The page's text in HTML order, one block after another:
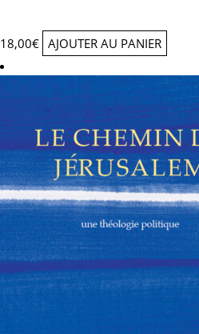
18,00€ AJOUTER AU PANIER